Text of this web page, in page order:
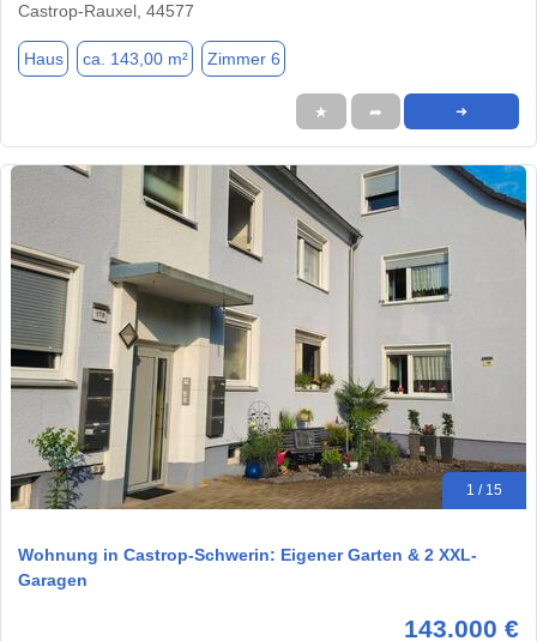
Castrop-Rauxel, 44577
Haus ca. 143,00 m² Zimmer 6
★ ➦ ➜
1 / 15
Wohnung in Castrop-Schwerin: Eigener Garten & 2 XXL-
Garagen
143.000 €